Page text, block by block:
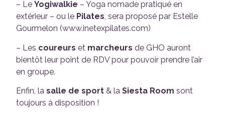
– Le Yogiwalkie – Yoga nomade pratiqué en
extérieur – ou le Pilates, sera proposé par Estelle
Gourmelon (www.inetexpilates.com)
– Les coureurs et marcheurs de GHO auront
bientôt leur point de RDV pour pouvoir prendre l’air
en groupe.
Enfin, la salle de sport & la Siesta Room sont
toujours à disposition !